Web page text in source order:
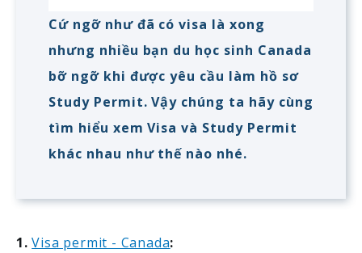
Cứ ngỡ như đã có visa là xong
nhưng nhiều bạn du học sinh Canada
bỡ ngỡ khi được yêu cầu làm hồ sơ
Study Permit. Vậy chúng ta hãy cùng
tìm hiểu xem Visa và Study Permit
khác nhau như thế nào nhé.
1.Visa permit - Canada: